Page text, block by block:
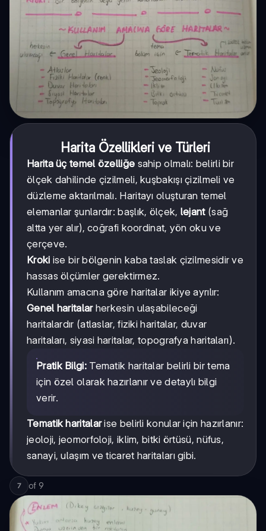
Harita Özellikleri ve Türleri
Harita üç temel özelliğe sahip olmalı: belirli bir
ölçek dahilinde çizilmeli, kuşbakışı çizilmeli ve
düzleme aktarılmalı. Haritayı oluşturan temel
elemanlar şunlardır: başlık, ölçek, lejant(sağ
altta yer alır), coğrafi koordinat, yön oku ve
çerçeve.
Kroki ise bir bölgenin kaba taslak çizilmesidir ve
hassas ölçümler gerektirmez.
Kullanım amacına göre haritalar ikiye ayrılır:
Genel haritalarherkesin ulaşabileceği
haritalardır (atlaslar, fiziki haritalar, duvar
haritaları, siyasi haritalar, topografya haritaları).
Pratik Bilgi:Tematik haritalar belirli bir tema
için özel olarak hazırlanır ve detaylı bilgi
verir.
Tematik haritalarise belirli konular için hazırlanır:
jeoloji, jeomorfoloji, iklim, bitki örtüsü, nüfus,
sanayi, ulaşım ve ticaret haritaları gibi.
7 of 9